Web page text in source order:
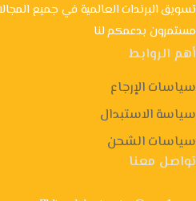
تسويق البرندات العالمية في جميع
مستمرون بدعمكم لنا
أهم الروابط
سياسات الإرجاع
سياسة الاستبدال
سياسات الشحن
تواصل معنا